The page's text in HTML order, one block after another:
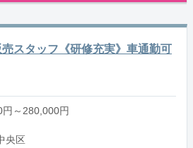
スタッフ《研修充実》車通勤可
円～280,000円
央区